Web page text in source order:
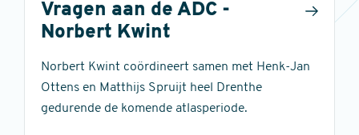
Vragen aan de ADC -
Norbert Kwint
Norbert Kwint coördineert samen met Henk-Jan
Ottens en Matthijs Spruijt heel Drenthe
gedurende de komende atlasperiode.